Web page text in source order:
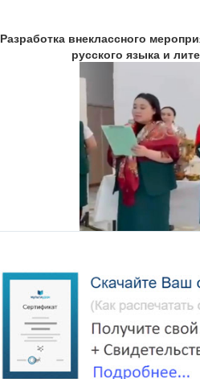
Разработка внеклассного
русского языка и